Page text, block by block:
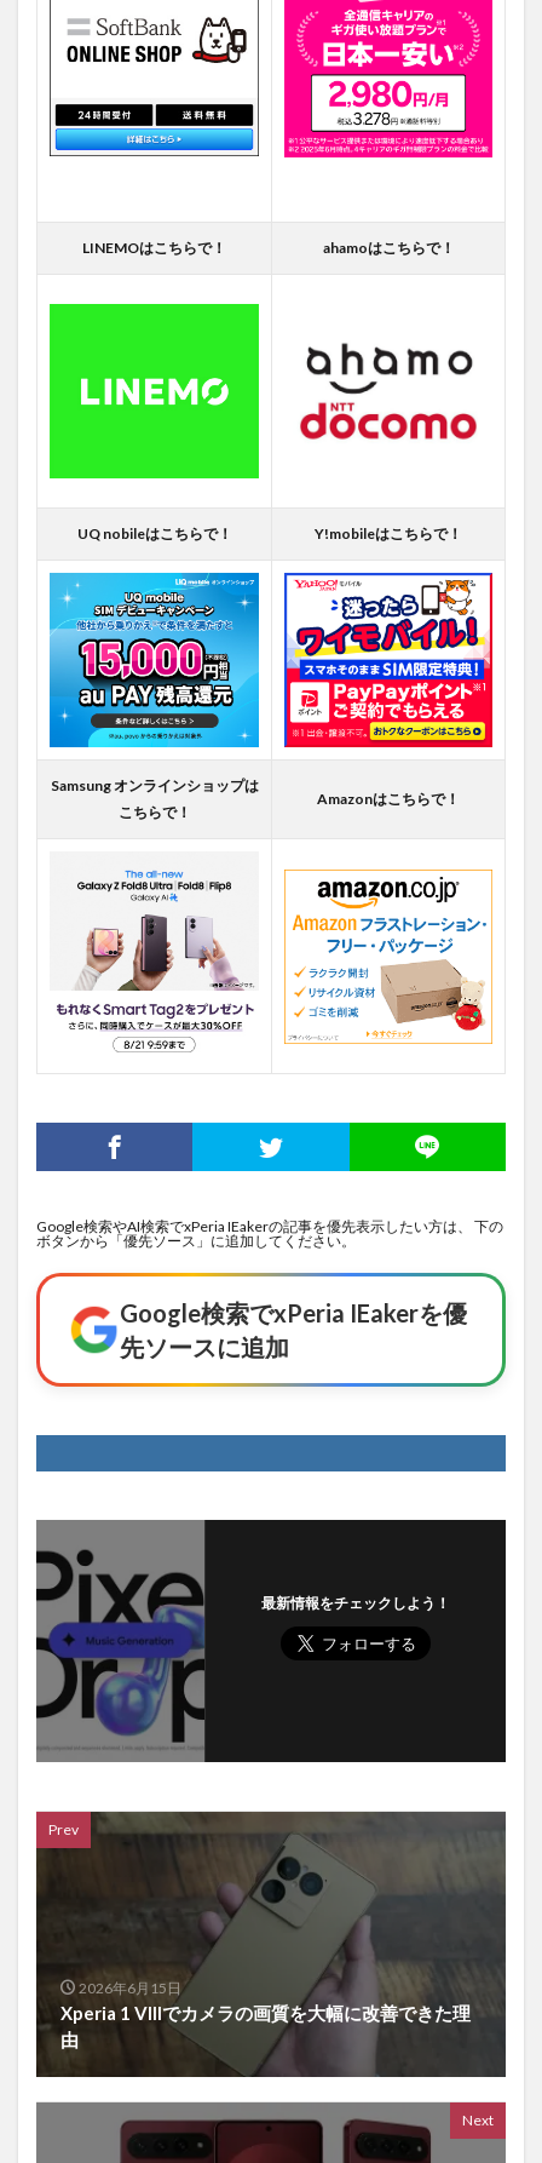
LINEMOはこちらで！ ahamoはこちらで！
UQ nobileはこちらで！ Y!mobileはこちらで！
Samsung オンラインショップは
こちらで！
Amazonはこちらで！
Google検索やAI検索でxPeria IEakerの記事を優先表示したい方は、 下の
ボタンから「優先ソース」に追加してください。
Google検索でxPeria IEakerを優
先ソースに追加
最新情報をチェックしよう！
Prev
2026年6月15日
Xperia 1 VIIIでカメラの画質を大幅に改善できた理
由
Next